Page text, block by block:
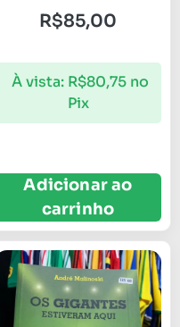
R$85,00
À vista: R$80,75 no
Pix
Adicionar ao
carrinho